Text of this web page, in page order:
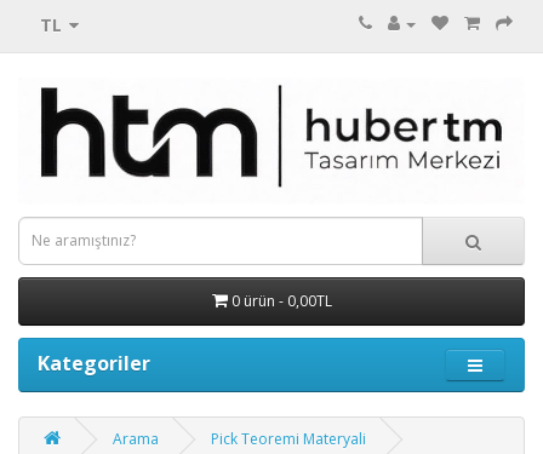
TL
0 ürün - 0,00TL
Kategoriler
Arama Pick Teoremi Materyali